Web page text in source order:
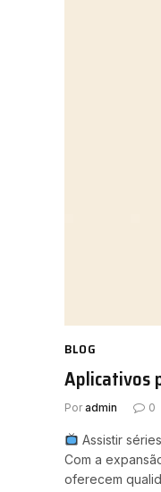
BLOG
Aplicativos
Por admin 0
Assistir
Com a
oferecem